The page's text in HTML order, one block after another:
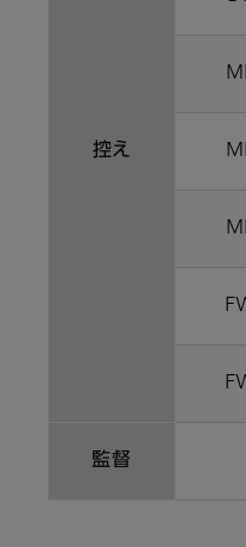
控え
監督